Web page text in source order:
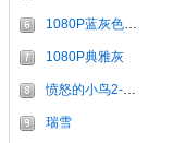
1080P蓝灰色布局
1080P典雅灰
愤怒的小鸟2-炫舞银
瑞雪